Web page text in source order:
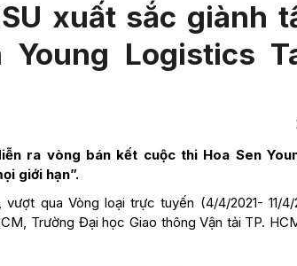
xuất sắc giành
Logistics
ra vòng bán kết cuộc thi Hoa Sen
giới hạn”.
qua Vòng loại trực tuyến (4/4/2021- 11/4/
Trường Đại học Giao thông Vận tải TP.